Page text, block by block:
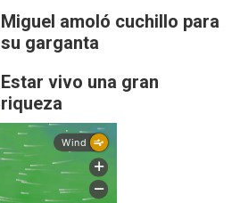
Miguel amoló cuchillo para
su garganta
Estar vivo una gran
riqueza